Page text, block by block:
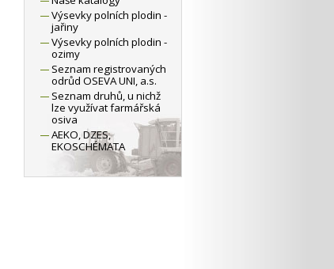
Výsevky polních plodin -
jařiny
Výsevky polních plodin -
ozimy
Seznam registrovaných
odrůd OSEVA UNI, a.s.
Seznam druhů, u nichž
lze využívat farmářská
osiva
AEKO, DZES,
EKOSCHÉMATA